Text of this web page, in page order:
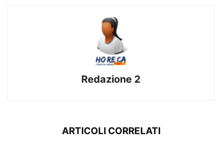
Redazione 2
ARTICOLI CORRELATI